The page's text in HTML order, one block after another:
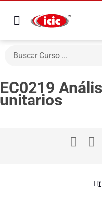
EC0219
unitarios